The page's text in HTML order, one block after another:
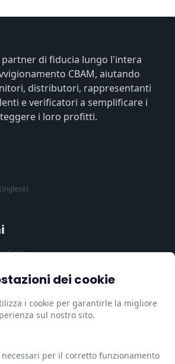
partner di fiducia lungo l'intera
CBAM, aiutando
distributori, rappresentanti
e verificatori a semplificare i
i loro profitti.
(Inglese)
sui
dei cookie
i cookie per garantirle la migliore
sul nostro sito.
necessari per il corretto funzionamento